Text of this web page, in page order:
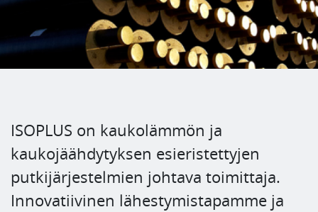
ISOPLUS on kaukolämmön ja
kaukojäähdytyksen esieristettyjen
putkijärjestelmien johtava toimittaja.
Innovatiivinen lähestymistapamme ja